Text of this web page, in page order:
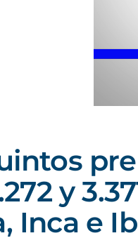
y
Inca e